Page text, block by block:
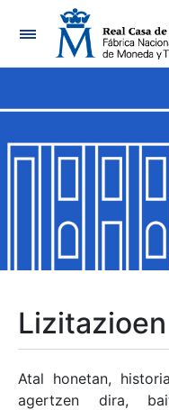
Erakutsi/Ezkutatu
Erakutsi/Ezkutatu
Erakutsi/Ezkutatu
Erakutsi/Ezkutatu
Atal honetan,
agertzen dira,